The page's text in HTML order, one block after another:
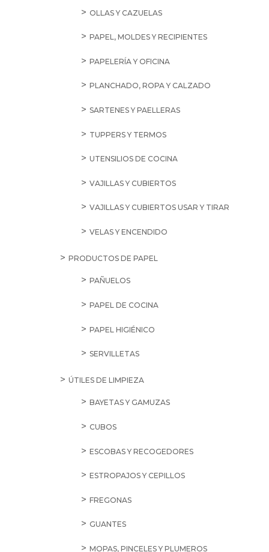
OLLAS Y CAZUELAS
PAPEL, MOLDES Y RECIPIENTES
PAPELERÍA Y OFICINA
PLANCHADO, ROPA Y CALZADO
SARTENES Y PAELLERAS
TUPPERS Y TERMOS
UTENSILIOS DE COCINA
VAJILLAS Y CUBIERTOS
VAJILLAS Y CUBIERTOS USAR Y TIRAR
VELAS Y ENCENDIDO
PRODUCTOS DE PAPEL
PAÑUELOS
PAPEL DE COCINA
PAPEL HIGIÉNICO
SERVILLETAS
ÚTILES DE LIMPIEZA
BAYETAS Y GAMUZAS
CUBOS
ESCOBAS Y RECOGEDORES
ESTROPAJOS Y CEPILLOS
FREGONAS
GUANTES
MOPAS, PINCELES Y PLUMEROS